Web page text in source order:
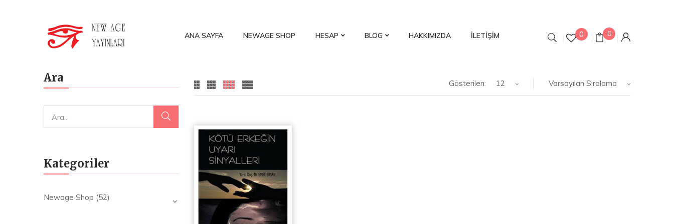
ANA SAYFA NEWAGE SHOP HESAP BLOG HAKKIMIZDA İLETIŞIM 0 0
Ara
Kategoriler
Newage Shop (52)
Varsayılan Sıralama
Gösterilen: 12